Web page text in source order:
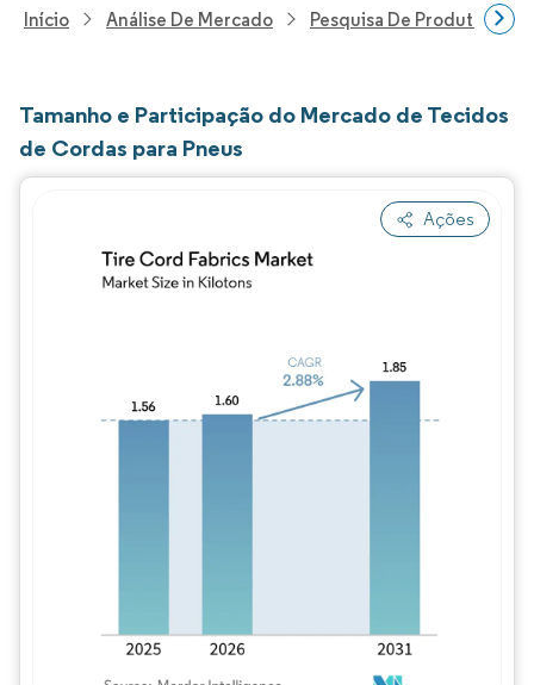
Início Análise De Mercado Pesquisa De Produtos
Tamanho e Participação do Mercado de Tecidos
de Cordas para Pneus
Ações